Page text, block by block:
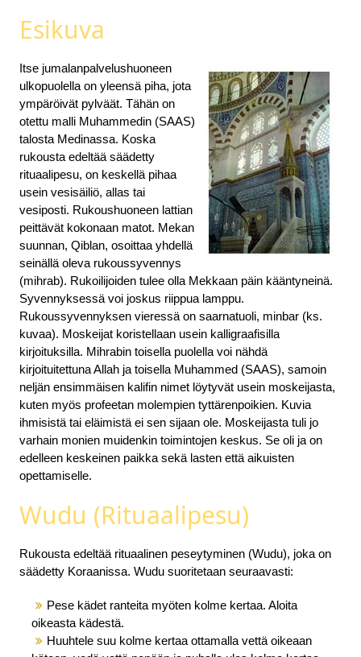
Esikuva
Itse jumalanpalvelushuoneen
ulkopuolella on yleensä piha, jota
ympäröivät pylväät. Tähän on
otettu malli Muhammedin (SAAS)
talosta Medinassa. Koska
rukousta edeltää säädetty
rituaalipesu, on keskellä pihaa
usein vesisäiliö, allas tai
vesiposti. Rukoushuoneen lattian
peittävät kokonaan matot. Mekan
suunnan, Qiblan, osoittaa yhdellä
seinällä oleva rukoussyvennys
(mihrab). Rukoilijoiden tulee olla Mekkaan päin kääntyneinä.
Syvennyksessä voi joskus riippua lamppu.
Rukoussyvennyksen vieressä on saarnatuoli, minbar (ks.
kuvaa). Moskeijat koristellaan usein kalligraafisilla
kirjoituksilla. Mihrabin toisella puolella voi nähdä
kirjoituitettuna Allah ja toisella Muhammed (SAAS), samoin
neljän ensimmäisen kalifin nimet löytyvät usein moskeijasta,
kuten myös profeetan molempien tyttärenpoikien. Kuvia
ihmisistä tai eläimistä ei sen sijaan ole. Moskeijasta tuli jo
varhain monien muidenkin toimintojen keskus. Se oli ja on
edelleen keskeinen paikka sekä lasten että aikuisten
opettamiselle.
Wudu (Rituaalipesu)
Rukousta edeltää rituaalinen peseytyminen (Wudu), joka on
säädetty Koraanissa. Wudu suoritetaan seuraavasti:
Pese kädet ranteita myöten kolme kertaa. Aloita
oikeasta kädestä.
Huuhtele suu kolme kertaa ottamalla vettä oikeaan